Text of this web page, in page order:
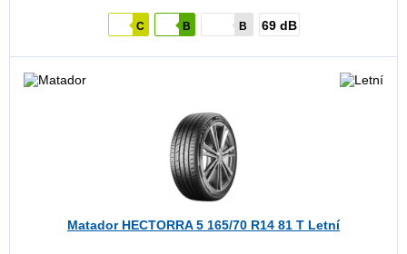
C B B 69 dB
Matador HECTORRA 5 165/70 R14 81 T Letní